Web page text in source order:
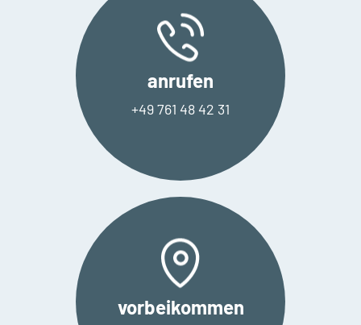
anrufen
+49 761 48 42 31
vorbeikommen